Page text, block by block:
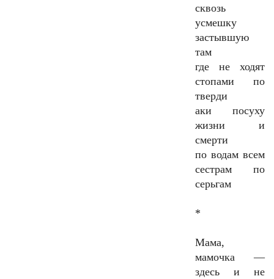
сквозь
усмешку
застывшую
там
где не ходят
стопами по
тверди
аки посуху
жизни и
смерти
по водам всем
сестрам по
серьгам
*
Мама,
мамочка —
здесь и не